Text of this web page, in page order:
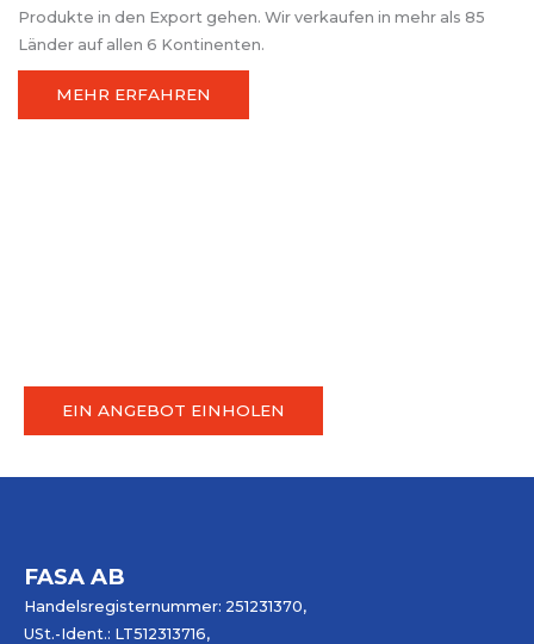
Produkte in den Export gehen. Wir verkaufen in mehr als 85
Länder auf allen 6 Kontinenten.
MEHR ERFAHREN
EIN ANGEBOT EINHOLEN
FASA AB
Handelsregisternummer: 251231370,
USt.-Ident.: LT512313716,